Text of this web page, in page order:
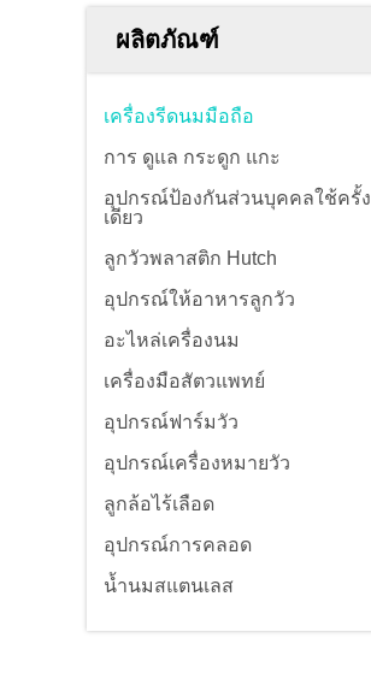
ผลิตภัณฑ์
เครื่องรีดนมมือถือ
การ ดูแล กระดูก แกะ
อุปกรณ์ป้องกันส่วนบุคคลใช้ครั้ง
เดียว
ลูกวัวพลาสติก Hutch
อุปกรณ์ให้อาหารลูกวัว
อะไหล่เครื่องนม
เครื่องมือสัตวแพทย์
อุปกรณ์ฟาร์มวัว
อุปกรณ์เครื่องหมายวัว
ลูกล้อไร้เลือด
อุปกรณ์การคลอด
น้ำนมสแตนเลส